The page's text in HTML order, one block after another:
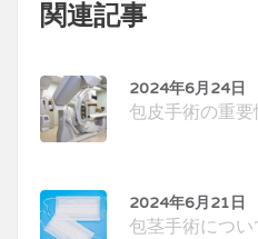
関連記事
2024年6月24日
包皮手術の重要
2024年6月21日
包茎手術につい